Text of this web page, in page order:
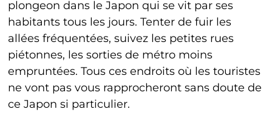
plongeon dans le Japon qui se vit par ses
habitants tous les jours. Tenter de fuir les
allées fréquentées, suivez les petites rues
piétonnes, les sorties de métro moins
empruntées. Tous ces endroits où les touristes
ne vont pas vous rapprocheront sans doute de
ce Japon si particulier.